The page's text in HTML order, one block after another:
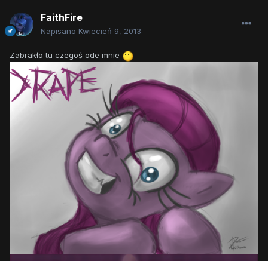
FaithFire
Napisano Kwiecień 9, 2013
Zabrakło tu czegoś ode mnie